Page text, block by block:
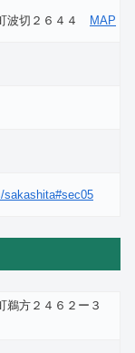
波切２６４４ MAP
sakashita#sec05
鵜方２４６２ー３